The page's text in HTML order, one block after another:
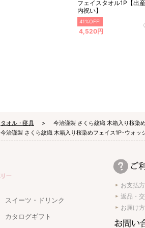
フェイスタオル1P【出
内祝い】
41%OFF!
4,520円
タオル・寝具
今治謹製 さくら紋織 木箱入り桜染
今治謹製 さくら紋織 木箱入り桜染めフェイス1P･ウォッ
スイーツ・ドリンク
カタログギフト
お支払
返品・
お届け